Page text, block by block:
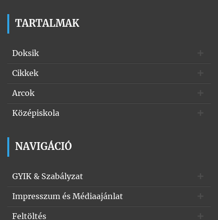
TARTALMAK
Doksik
Cikkek
Arcok
Középiskola
NAVIGÁCIÓ
GYIK & Szabályzat
Impresszum és Médiaajánlat
Feltöltés